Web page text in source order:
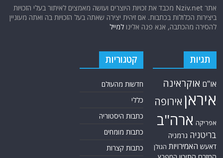
אתר Nziv.net מכבד את זכויות היוצרים ועושה מאמצים לאיתור בעלי הזכויות
ביצירות הכלולות בכתבות. אם זיהית יצירה שאתה בעל הזכויות בה ואתה מעוניין
להסירה מהכתבה, אנא פנה אלינולמייל
תגיות
או"ם אוקראינה
איראן אירופה
אפריקה ארה"ב
בריטניה גרמניה
דאעש האמירויות הגולן
קטגוריות
חדשות מהעולם
כללי
כתבות היסטוריה
כתבות מומחים
כתבות קצרות